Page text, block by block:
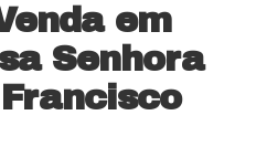
em
Senhora